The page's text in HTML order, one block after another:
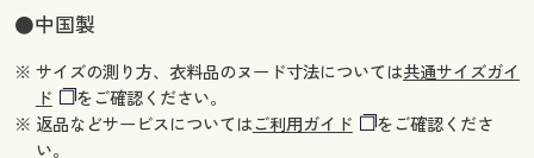
●中国製
※ サイズの測り方、衣料品のヌード寸法については共通サイズガイ
ド
をご確認ください。
※ 返品などサービスについてはご利用ガイド
をご確認くださ
い。